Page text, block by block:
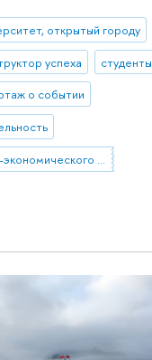
открытый городу
успеха студенты
о событии
Институт социально-экономического проектирования